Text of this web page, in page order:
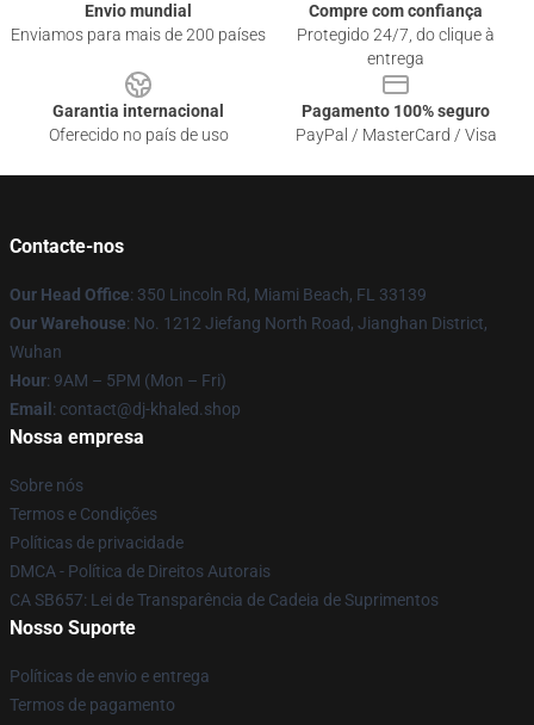
Envio mundial
Enviamos para mais de 200 países
Compre com confiança
Protegido 24/7, do clique à
entrega
Garantia internacional
Oferecido no país de uso
Pagamento 100% seguro
PayPal / MasterCard / Visa
Contacte-nos
Our Head Office: 350 Lincoln Rd, Miami Beach, FL 33139
Our Warehouse: No. 1212 Jiefang North Road, Jianghan District,
Wuhan
Hour: 9AM – 5PM (Mon – Fri)
Email : contact@dj-khaled.shop
Nossa empresa
Sobre nós
Termos e Condições
Políticas de privacidade
DMCA - Política de Direitos Autorais
CA SB657: Lei de Transparência de Cadeia de Suprimentos
Nosso Suporte
Políticas de envio e entrega
Termos de pagamento